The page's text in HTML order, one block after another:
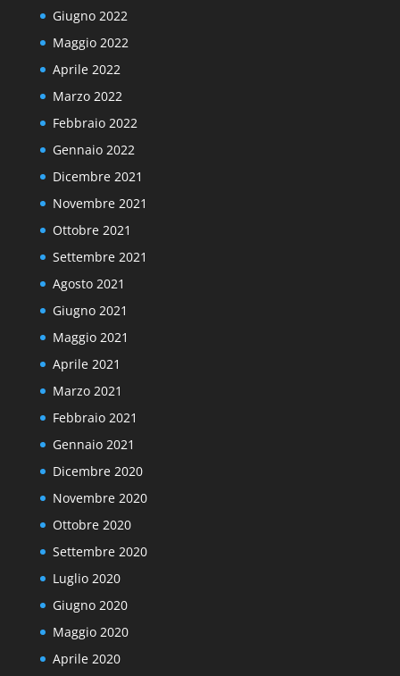
Giugno 2022
Maggio 2022
Aprile 2022
Marzo 2022
Febbraio 2022
Gennaio 2022
Dicembre 2021
Novembre 2021
Ottobre 2021
Settembre 2021
Agosto 2021
Giugno 2021
Maggio 2021
Aprile 2021
Marzo 2021
Febbraio 2021
Gennaio 2021
Dicembre 2020
Novembre 2020
Ottobre 2020
Settembre 2020
Luglio 2020
Giugno 2020
Maggio 2020
Aprile 2020